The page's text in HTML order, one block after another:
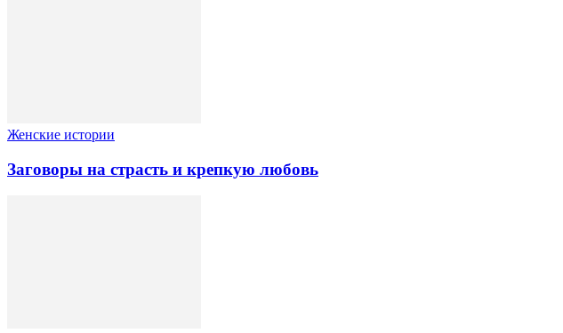
Женские истории
Заговоры на страсть и крепкую любовь